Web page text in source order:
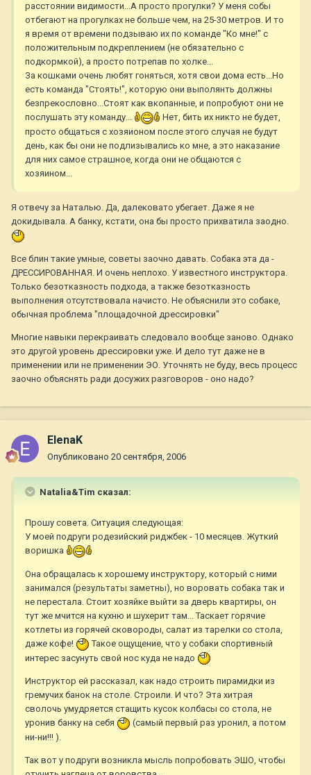
расстоянии видимости...А просто прогулки? У меня собы
отбегают на прогулках не больше чем, на 25-30 метров. И то
я время от времени подзываю их по команде "Ко мне!" с
положительным подкреплением (не обязательно с
подкормкой), а просто потрепав по холке...
За кошками очень любят гоняться, хотя свои дома есть...Но
есть команда "Стоять!", которую они выполянть должны
безпрекословно...Стоят как вкопанные, и попробуют они не
послушать эту команду...
Нет, бить их никто не будет,
просто общаться с хозяионом после этого случая не будут
день, как бы они не подлизывались ко мне, а это наказание
для них самое страшное, когда они не общаются с
хозяином...
Я отвечу за Наталью. Да, далековато убегает. Даже я не
докидывала. А банку, кстати, она бы просто прихватила заодно.
Все блин такие умные, советы заочно давать. Собака эта да -
ДРЕССИРОВАННАЯ. И очень неплохо. У известного инструктора.
Только безотказность подхода, а также безотказность
выполнения отсутствовала начисто. Не объяснили это собаке,
обычная проблема "площадочной дрессировки"
Многие навыки перекраивать следовало вообще заново. Однако
это другой уровень дрессировки уже. И дело тут даже не в
применении или не применении ЭО. Уточнять не буду, весь процесс
заочно объяснять ради досужих разговоров - оно надо?
ElenaK
Опубликовано 20 сентября, 2006
Natalia&Tim сказал:
Прошу совета. Ситуация следующая:
У моей подруги родезийский риджбек - 10 месяцев. Жуткий
воришка
Она обращалась к хорошему инструктору, который с ними
занимался (результаты заметны), но воровать собака так и
не перестала. Стоит хозяйке выйти за дверь квартиры, он
тут же мчится на кухню и шухерит там... Таскает горячие
котлеты из горячей сковороды, салат из тарелки со стола,
даже кофе!
Такое ощущение, что у собаки спортивный
интерес засунуть свой нос куда не надо
Инструктор ей рассказал, как надо строить пирамидки из
гремучих банок на столе. Строили. И что? Эта хитрая
сволочь умудряется стащить кусок колбасы со стола, не
уронив банку на себя
(самый первый раз уронил, а потом
ни-ни!!! ).
Так вот у подруги возникла мысль попробовать ЭШО, чтобы